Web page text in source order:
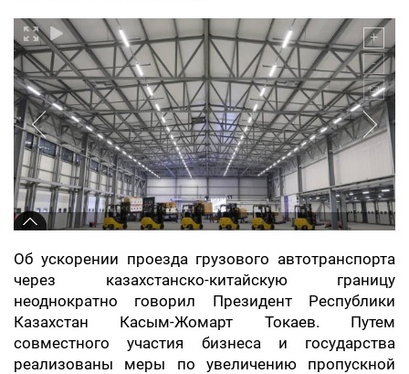
Об ускорении проезда грузового автотранспорта
через казахстанско-китайскую границу
неоднократно говорил Президент Республики
Казахстан Касым-Жомарт Токаев. Путем
совместного участия бизнеса и государства
реализованы меры по увеличению пропускной